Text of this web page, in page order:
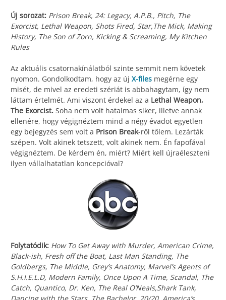
Új sorozat: Prison Break, 24: Legacy, A.P.B., Pitch, The
Exorcist, Lethal Weapon, Shots Fired, Star,The Mick, Making
History, The Son of Zorn, Kicking & Screaming, My Kitchen
Rules
Az aktuális csatornakínálatból szinte semmit nem követek
nyomon. Gondolkodtam, hogy az új X-files megérne egy
misét, de mivel az eredeti szériát is abbahagytam, így nem
láttam értelmét. Ami viszont érdekel az a Lethal Weapon,
The Exorcist. Soha nem volt hatalmas siker, illetve annak
ellenére, hogy végignéztem mind a négy évadot egyetlen
egy bejegyzés sem volt a Prison Break-ről tőlem. Lezárták
szépen. Volt akinek tetszett, volt akinek nem. Én fapofával
végignéztem. De kérdem én, miért? Miért kell újraéleszteni
ilyen vállalhatatlan koncepcióval?
Folytatódik: How To Get Away with Murder, American Crime,
Black-ish, Fresh off the Boat, Last Man Standing, The
Goldbergs, The Middle, Grey’s Anatomy, Marvel’s Agents of
S.H.I.E.L.D, Modern Family, Once Upon A Time, Scandal, The
Catch, Quantico, Dr. Ken, The Real O’Neals,Shark Tank,